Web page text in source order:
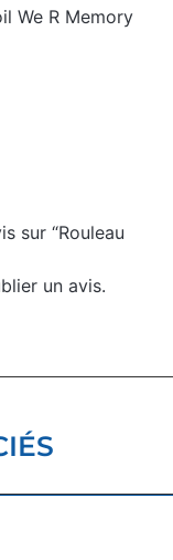
We R Memory
sur “Rouleau
un avis.